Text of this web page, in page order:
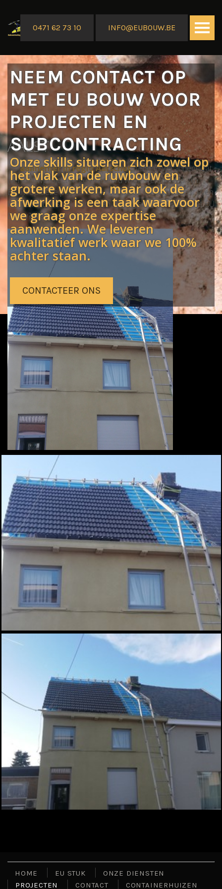
0471 62 73 10 INFO@EUBOUW.BE
NEEM CONTACT OP
MET EU BOUW VOOR
PROJECTEN EN
SUBCONTRACTING
Onze skills situeren zich zowel op
het vlak van de ruwbouw en
grotere werken, maar ook de
afwerking is een taak waarvoor
we graag onze expertise
aanwenden. We leveren
kwalitatief werk waar we 100%
achter staan.
CONTACTEER ONS
PROJECTEN AALST
AALST
Alsaannemer in regio Aarschothebben we al heel wat
(ver)bouwprojecten gerealiseerd waar we trots op zijn.
Bekijk op deze pagina onze realisaties en maak alvast even
kennis met ons vakmanschap. Graag samenwerken met EU
Bouw? Neem dan gerust even contact op.
HOME EU STUK
ONZE DIENSTEN
PROJECTEN
CONTACT CONTAINERHUIZEN